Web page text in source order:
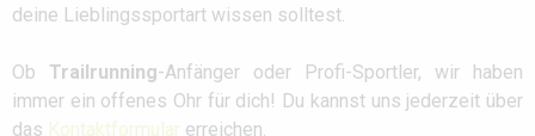
deine Lieblingssportart wissen solltest.
Ob Trailrunning-Anfänger oder Profi-Sportler, wir haben
immer ein offenes Ohr für dich! Du kannst uns jederzeit über
das Kontaktformular erreichen.